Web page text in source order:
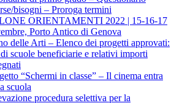
bisogni – Proroga termini
ORIENTAMENTI 2022 | 15-16-17
Porto Antico di Genova
delle Arti – Elenco dei progetti approvati:
scuole beneficiarie e relativi importi
“Schermi in classe” – Il cinema entra
scuola
procedura selettiva per la